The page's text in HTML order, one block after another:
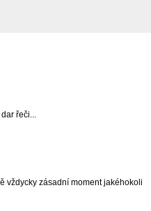
řeči...
vždycky zásadní moment jakéhokoli